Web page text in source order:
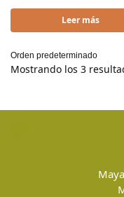
Leer más
Mostrando los 3